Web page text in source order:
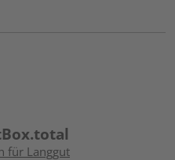
für Langgut